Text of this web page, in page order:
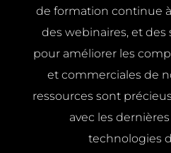
de formation continue
des webinaires, et
pour améliorer les
et commerciales de
ressources sont
avec les
technologies